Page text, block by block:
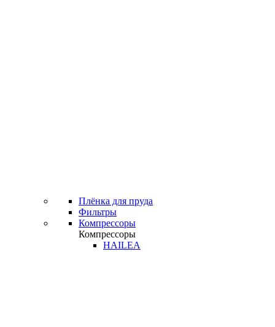
Плёнка для пруда
Фильтры
Компрессоры
Компрессоры
HAILEA